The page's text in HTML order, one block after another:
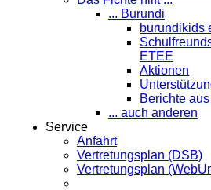
... Burundi
burundikids
ETEE
Aktionen
Berichte
... auch anderen
Service
Anfahrt
Vertretungsplan (DSB)
Vertretungsplan